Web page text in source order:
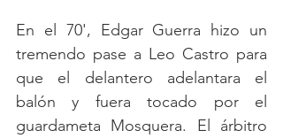
En el 70', Edgar Guerra hizo un
tremendo pase a Leo Castro para
que el delantero adelantara el
balón y fuera tocado por el
guardameta Mosquera. El árbitro